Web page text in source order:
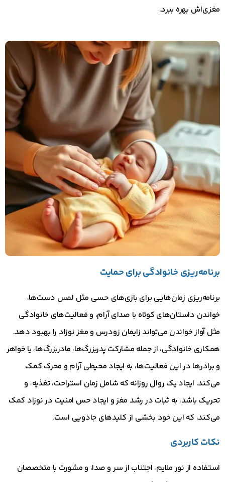
مغزی‌اش بهره ببرد.
برنامه‌ریزی خانوادگی برای حمایت
برنامه‌ریزی زمان‌هایی برای بازی‌های حسی مثل لمس دست‌ها،
خواندن داستان‌های کوتاه با صدای آرام، و فعالیت‌های خانوادگی
مثل آواز خواندن می‌تواند زایمان زودرس و مغز نوزاد را بهبود دهد.
همکاری خانوادگی، از جمله مشارکت پدربزرگ‌ها، مادربزرگ‌ها، یا خواهر
و برادرها در این فعالیت‌ها، به ایجاد محیطی آرام و محرک کمک
می‌کند. ایجاد یک روال روزانه که شامل زمان استراحت، تغذیه، و
تحریک باشد، به ثبات در رشد مغز و ایجاد حس امنیت در نوزاد کمک
می‌کند، که این خود بخشی از کلیدهای جادویی است.
نکات کاربردی
استفاده از نور ملایم، اجتناب از سر و صدا، و مشورت با متخصصان